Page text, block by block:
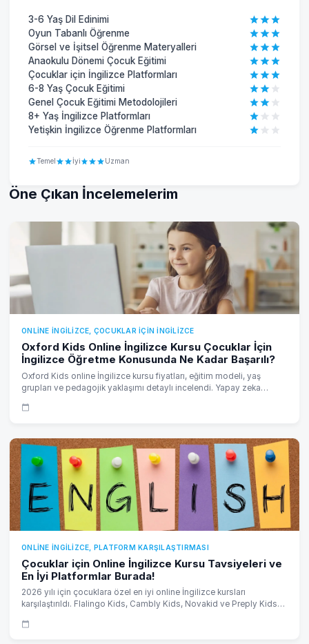
3-6 Yaş Dil Edinimi
Oyun Tabanlı Öğrenme
Görsel ve İşitsel Öğrenme Materyalleri
Anaokulu Dönemi Çocuk Eğitimi
Çocuklar için İngilizce Platformları
6-8 Yaş Çocuk Eğitimi
Genel Çocuk Eğitimi Metodolojileri
8+ Yaş İngilizce Platformları
Yetişkin İngilizce Öğrenme Platformları
Temel İyi Uzman
Öne Çıkan İncelemelerim
ONLINE İNGILIZCE, ÇOCUKLAR IÇIN İNGILIZCE
Oxford Kids Online İngilizce Kursu Çocuklar İçin
İngilizce Öğretme Konusunda Ne Kadar Başarılı?
Oxford Kids online İngilizce kursu fiyatları, eğitim modeli, yaş
grupları ve pedagojik yaklaşımı detaylı incelendi. Yapay zeka
ONLINE İNGILIZCE, PLATFORM KARŞILAŞTIRMASI
Çocuklar için Online İngilizce Kursu Tavsiyeleri ve
En İyi Platformlar Burada!
2026 yılı için çocuklara özel en iyi online İngilizce kursları
karşılaştırıldı. Flalingo Kids, Cambly Kids, Novakid ve Preply Kids
açısından analiz edildi.